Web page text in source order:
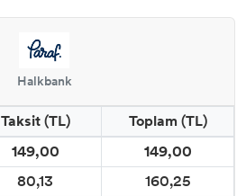
Halkbank
Taksit (TL)
Toplam (TL)
149,00
149,00
80,13
160,25